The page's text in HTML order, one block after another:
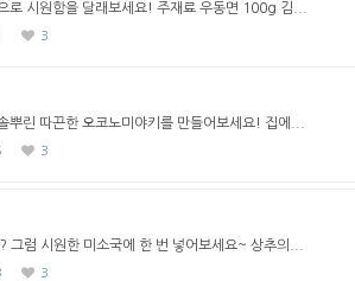
로 시원함을 달래보세요! 주재료 우동면 100g 김...
3
뿌린 따끈한 오코노미야키를 만들어보세요! 집에...
3
그럼 시원한 미소국에 한 번 넣어보세요~ 상추의...
3